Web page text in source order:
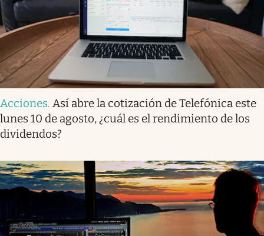
Acciones. Así abre la cotización de Telefónica este
lunes 10 de agosto, ¿cuál es el rendimiento de los
dividendos?